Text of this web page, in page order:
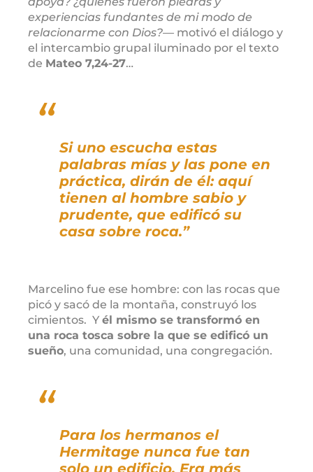
experiencias fundantes de mi modo de
relacionarme con Dios?— motivó el diálogo y
el intercambio grupal iluminado por el texto
de Mateo 7,24-27…
Si uno escucha estas
palabras mías y las pone en
práctica, dirán de él: aquí
tienen al hombre sabio y
prudente, que edificó su
casa sobre roca.”
Marcelino fue ese hombre: con las rocas que
picó y sacó de la montaña, construyó los
cimientos. Y él mismo se transformó en
una roca tosca sobre la que se edificó un
sueño, una comunidad, una congregación.
Para los hermanos el
Hermitage nunca fue tan